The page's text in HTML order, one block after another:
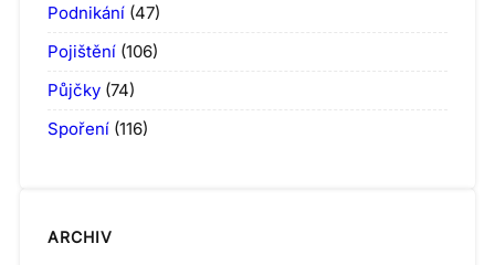
Podnikání (47)
Pojištění (106)
Půjčky (74)
Spoření (116)
ARCHIV